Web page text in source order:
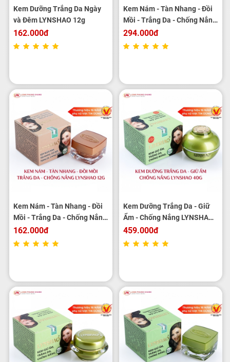
Kem Dưỡng Trắng Da Ngày
và Đêm LYNSHAO 12g
162.000đ
Kem Nám - Tàn Nhang - Đồi
Mồi - Trắng Da - Chống Nắng
LYNSHAO 25g
294.000đ
Kem Nám - Tàn Nhang - Đồi
Mồi - Trắng Da - Chống Nắng
LYNSHAO 12g
162.000đ
Kem Dưỡng Trắng Da - Giữ
Ẩm - Chống Nắng LYNSHAO
40g
459.000đ